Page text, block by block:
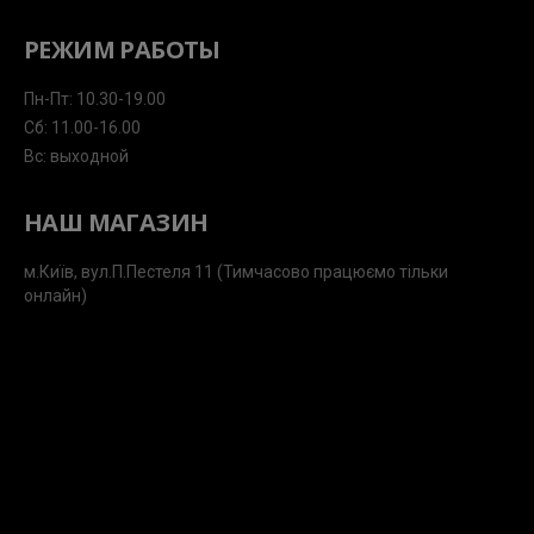
РЕЖИМ РАБОТЫ
Пн-Пт: 10.30-19.00
Сб: 11.00-16.00
Вс: выходной
НАШ МАГАЗИН
м.Київ, вул.П.Пестеля 11 (Тимчасово працюємо тільки
онлайн)